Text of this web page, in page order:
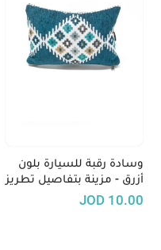
وسادة رقبة للسيارة بلون
أزرق - مزينة بتفاصيل تطريز
يدوي
10.00
JOD